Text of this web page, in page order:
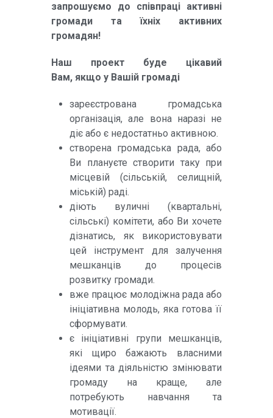
запрошуємо до співпраці активні
громади та їхніх активних
громадян!
Наш проект буде цікавий
Вам, якщо у Вашій громаді
зареєстрована громадська
організація, але вона наразі не
діє або є недостатньо активною.
створена громадська рада, або
Ви плануєте створити таку при
місцевій (сільській, селищній,
міській) раді.
діють вуличні (квартальні,
сільські) комітети, або Ви хочете
дізнатись, як використовувати
цей інструмент для залучення
мешканців до процесів
розвитку громади.
вже працює молодіжна рада або
ініціативна молодь, яка готова її
сформувати.
є ініціативні групи мешканців,
які щиро бажають власними
ідеями та діяльністю змінювати
громаду на краще, але
потребують навчання та
мотивації.